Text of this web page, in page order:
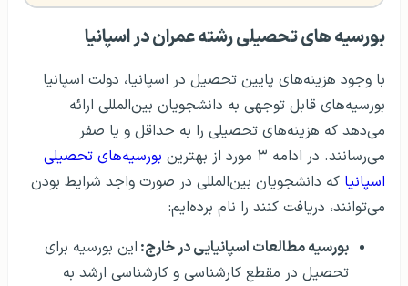
بورسیه های تحصیلی رشته عمران در اسپانیا
با وجود هزینه‌های پایین تحصیل در اسپانیا، دولت اسپانیا
بورسیه‌های قابل توجهی به دانشجویان بین‌المللی ارائه
می‌دهد که هزینه‌های تحصیلی را به حداقل و یا صفر
می‌رسانند. در ادامه ۳ مورد از بهترین
بورسیه‌های تحصیلی
اسپانیا که دانشجویان بین‌المللی در صورت واجد شرایط بودن
می‌توانند، دریافت کنند را نام برده‌ایم:
بورسیه مطالعات اسپانیایی در خارج: این بورسیه برای
تحصیل در مقطع کارشناسی و کارشناسی ارشد به